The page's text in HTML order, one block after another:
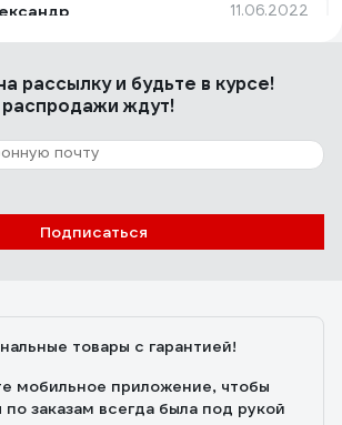
11.06.2022
розетка
REXANT 2, 6P-4C 03-
рассылкуи будьте в курсе!
распродажи ждут!
Подписаться
товары с гарантией!
мобильное приложение, чтобы
заказам всегда была под рукой